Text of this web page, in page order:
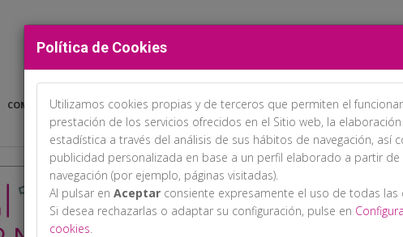
Política de Cookies
Utilizamos cookies propias y de terceros que permiten el
prestación de los servicios ofrecidos en el Sitio web, la
estadística a través del análisis de sus hábitos de navegación, así
publicidad personalizada en base a un perfil elaborado a partir
navegación (por ejemplo, páginas visitadas).
Al pulsar en Aceptar consiente expresamente el uso de todas las
Si desea rechazarlas o adaptar su configuración, pulse en
cookies.
COMITÉS PROGRAMA INSCRIPCIONES ALOJAMIENTO